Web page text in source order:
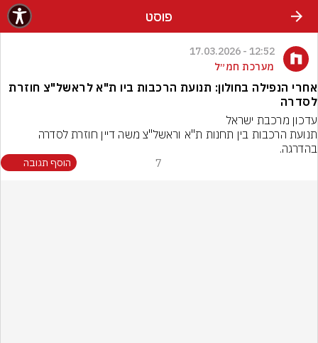
פוסט
12:52 - 17.03.2026
מערכת חמ״ל
אחרי הנפילה בחולון: תנועת הרכבות ביו ת"א לראשל"צ חוזרת
לסדרה
בהדרגה.
7 הוסף תגובה